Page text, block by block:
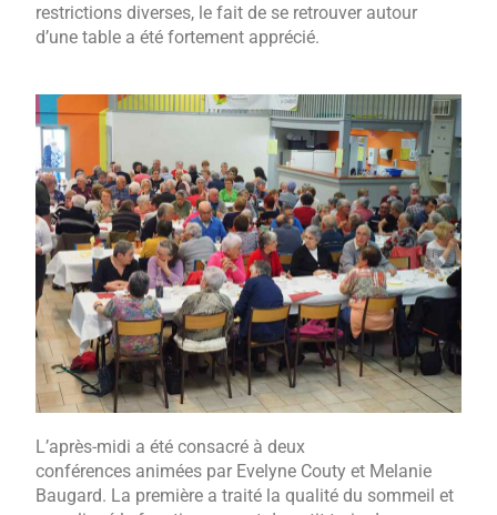
restrictions diverses, le fait de se retrouver autour
d’une table a été fortement apprécié.
L’après-midi a été consacré à deux
conférences animées par Evelyne Couty et Melanie
Baugard. La première a traité la qualité du sommeil et